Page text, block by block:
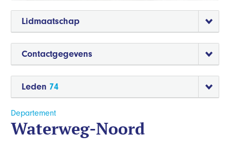
Lidmaatschap
Contactgegevens
Leden 74
Departement
Waterweg-Noord